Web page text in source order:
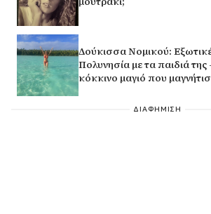
Δούκισσα Νομικού:
Πολυνησία με τα παιδιά
κόκκινο μαγιό που
ΔΙΑΦΗΜΙΣΗ